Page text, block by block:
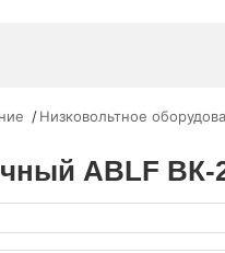
Низковольтное
ABLF